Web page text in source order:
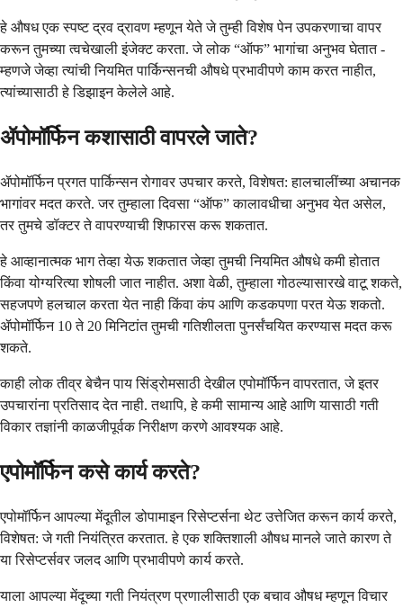
हे औषध एक स्पष्ट द्रव द्रावण म्हणून येते जे तुम्ही विशेष पेन उपकरणाचा वापर
करून तुमच्या त्वचेखाली इंजेक्ट करता. जे लोक “ऑफ” भागांचा अनुभव घेतात -
म्हणजे जेव्हा त्यांची नियमित पार्किन्सनची औषधे प्रभावीपणे काम करत नाहीत,
त्यांच्यासाठी हे डिझाइन केलेले आहे.
ॲपोमॉर्फिन कशासाठी वापरले जाते?
ॲपोमॉर्फिन प्रगत पार्किन्सन रोगावर उपचार करते, विशेषत: हालचालींच्या अचानक
भागांवर मदत करते. जर तुम्हाला दिवसा “ऑफ” कालावधीचा अनुभव येत असेल,
तर तुमचे डॉक्टर ते वापरण्याची शिफारस करू शकतात.
हे आव्हानात्मक भाग तेव्हा येऊ शकतात जेव्हा तुमची नियमित औषधे कमी होतात
किंवा योग्यरित्या शोषली जात नाहीत. अशा वेळी, तुम्हाला गोठल्यासारखे वाटू शकते,
सहजपणे हलचाल करता येत नाही किंवा कंप आणि कडकपणा परत येऊ शकतो.
ॲपोमॉर्फिन 10 ते 20 मिनिटांत तुमची गतिशीलता पुनर्संचयित करण्यास मदत करू
शकते.
काही लोक तीव्र बेचैन पाय सिंड्रोमसाठी देखील एपोमॉर्फिन वापरतात, जे इतर
उपचारांना प्रतिसाद देत नाही. तथापि, हे कमी सामान्य आहे आणि यासाठी गती
विकार तज्ञांनी काळजीपूर्वक निरीक्षण करणे आवश्यक आहे.
एपोमॉर्फिन कसे कार्य करते?
एपोमॉर्फिन आपल्या मेंदूतील डोपामाइन रिसेप्टर्सना थेट उत्तेजित करून कार्य करते,
विशेषत: जे गती नियंत्रित करतात. हे एक शक्तिशाली औषध मानले जाते कारण ते
या रिसेप्टर्सवर जलद आणि प्रभावीपणे कार्य करते.
याला आपल्या मेंदूच्या गती नियंत्रण प्रणालीसाठी एक बचाव औषध म्हणून विचार